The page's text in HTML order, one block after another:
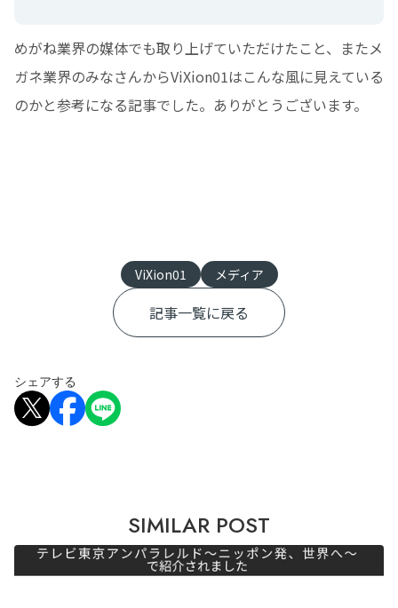
めがね業界の媒体でも取り上げていただけたこと、またメ
ガネ業界のみなさんからViXion01はこんな風に見えている
のかと参考になる記事でした。ありがとうございます。
ViXion01 メディア
記事一覧に戻る
シェアする
SIMILAR POST